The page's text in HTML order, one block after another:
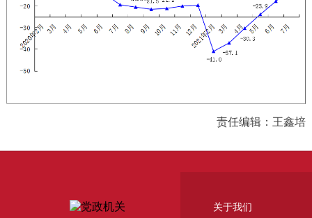
责任编辑：王鑫培
关于我们